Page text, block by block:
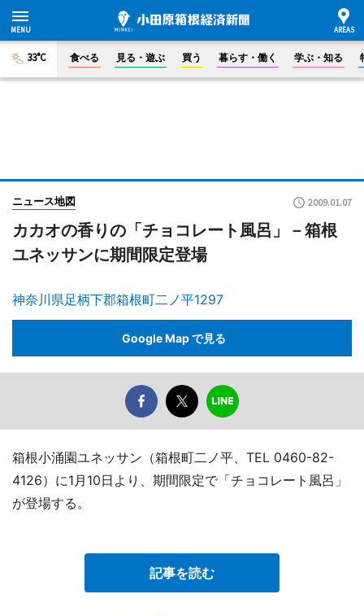
33°C 食べる 見る・遊ぶ 買う 暮らす・働く 学ぶ・知る
ニュース地図 2009.01.07
カカオの香りの「チョコレート風呂」－箱根
ユネッサンに期間限定登場
神奈川県足柄下郡箱根町二ノ平1297
Google Map で見る
箱根小涌園ユネッサン（箱根町二ノ平、TEL 0460-82-
4126）に1月10日より、期間限定で「チョコレート風呂」
が登場する。
記事を読む